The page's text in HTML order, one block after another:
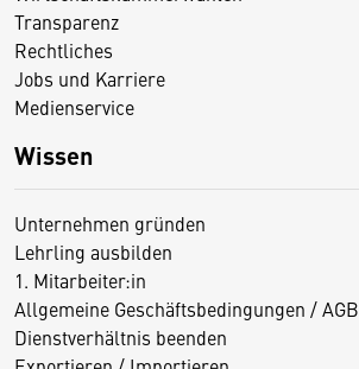
Transparenz
Rechtliches
Jobs und Karriere
Medienservice
Wissen
Unternehmen gründen
Lehrling ausbilden
1. Mitarbeiter:in
Allgemeine Geschäftsbedingungen / AGB
Dienstverhältnis beenden